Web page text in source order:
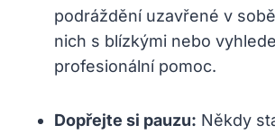
podráždění uzavřené v
nich s blízkými nebo
profesionální pomoc.
Dopřejte si pauzu: Někdy